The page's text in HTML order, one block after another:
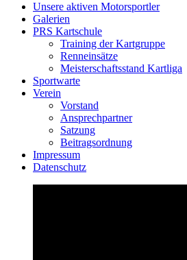
Unsere aktiven Motorsportler
Galerien
PRS Kartschule
Training der Kartgruppe
Renneinsätze
Meisterschaftsstand Kartliga
Sportwarte
Verein
Vorstand
Ansprechpartner
Satzung
Beitragsordnung
Impressum
Datenschutz